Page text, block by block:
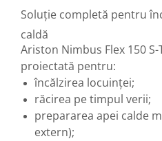
Pompe de circulatie
Pompe submersibile
Hidrofoare
Accesorii pompe
Vase de expansiune
Vase de expansiune pentru
incalzire
Soluție completă pentru
caldă
Ariston Nimbus Flex 150 S-
proiectată pentru:
încălzirea locuinței;
răcirea pe timpul verii;
prepararea apei calde
extern);